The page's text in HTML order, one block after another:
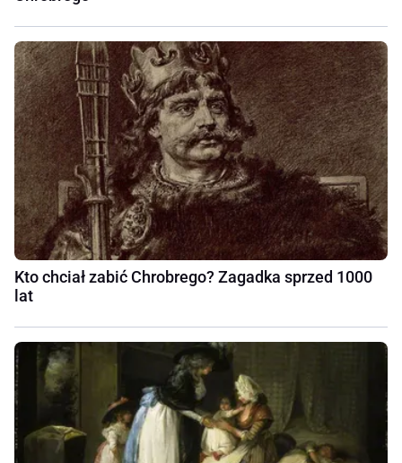
Kto chciał zabić Chrobrego? Zagadka sprzed 1000
lat